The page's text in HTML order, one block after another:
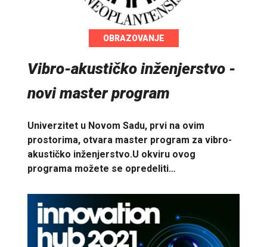
OBRAZOVANJE
Vibro-akustičko inženjerstvo -
novi master program
Univerzitet u Novom Sadu, prvi na ovim
prostorima, otvara master program za vibro-
akustičko inženjerstvo.U okviru ovog
programa možete se opredeliti…